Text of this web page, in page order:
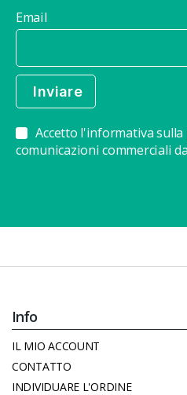
Email
Accetto l'informativa sulla
comunicazioni commerciali
Info
IL MIO ACCOUNT
CONTATTO
INDIVIDUARE L'ORDINE